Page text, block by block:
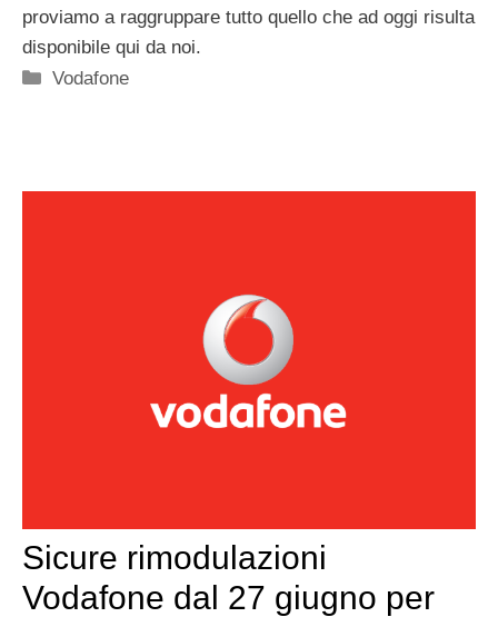
proviamo a raggruppare tutto quello che ad oggi risulta
disponibile qui da noi.
Categorie
Vodafone
Sicure rimodulazioni
Vodafone dal 27 giugno per